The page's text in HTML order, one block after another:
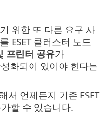
위한 또 다른 요구 사
ESET 클러스터 노드
프린터 공유가
화되어 있어야 한다는
서 언제든지 기존 ESET
할 수 있습니다.